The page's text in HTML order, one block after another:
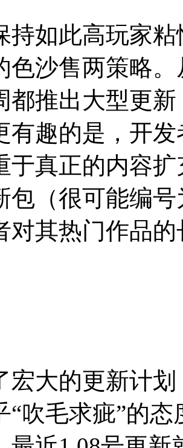
此高玩家粘
色沙售两策略
都推出大型更
有趣的是，开
于真正的内容
包（很可能编
对其热门作品
的更新计划
“吹毛求疵”的